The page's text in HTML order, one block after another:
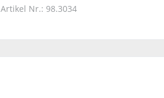
Artikel Nr.: 98.3034